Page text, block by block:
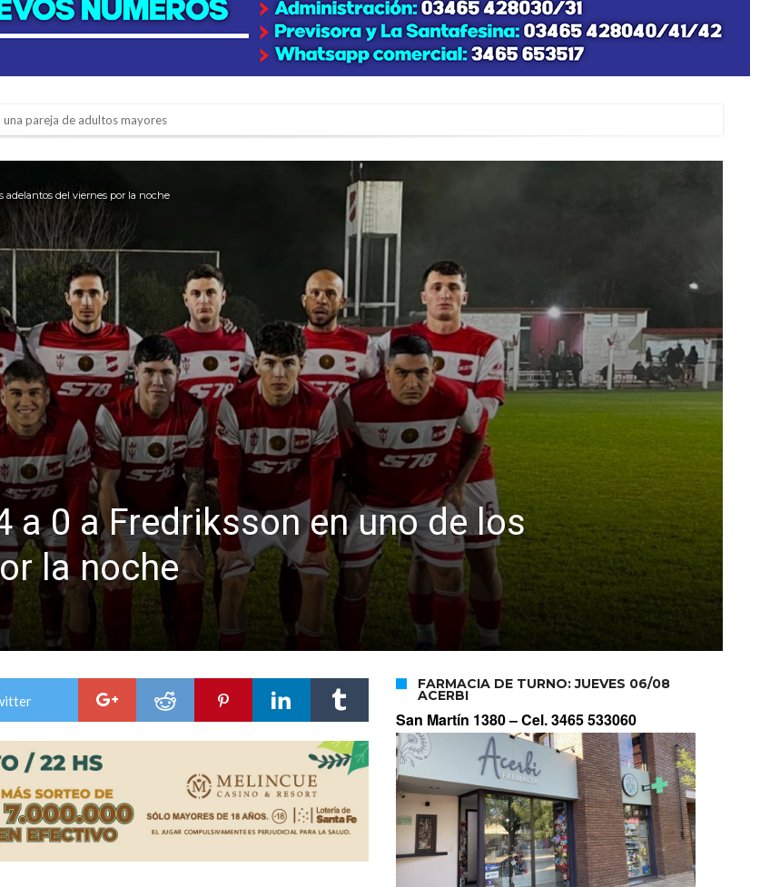
pareja de adultos mayores
agenda confirmada y planteles renovados
y ráfagas que podrían superar los 80 km/h
y analiza el impacto real en la región
Dose
malambo de Los Quirquinchos
intensas
adelantos del viernes por la noche
a 0 a Fredriksson en uno de los
la noche
FARMACIA DE TURNO: JUEVES 06/08
ACERBI
San Martín 1380 –Cel. 3465 533060